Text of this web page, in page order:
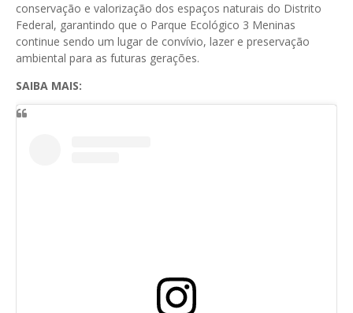
conservação e valorização dos espaços naturais do Distrito
Federal, garantindo que o Parque Ecológico 3 Meninas
continue sendo um lugar de convívio, lazer e preservação
ambiental para as futuras gerações.
SAIBA MAIS: